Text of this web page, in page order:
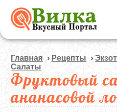
Главная › Рецепты ›
Салаты
Фруктовый
ананасовой